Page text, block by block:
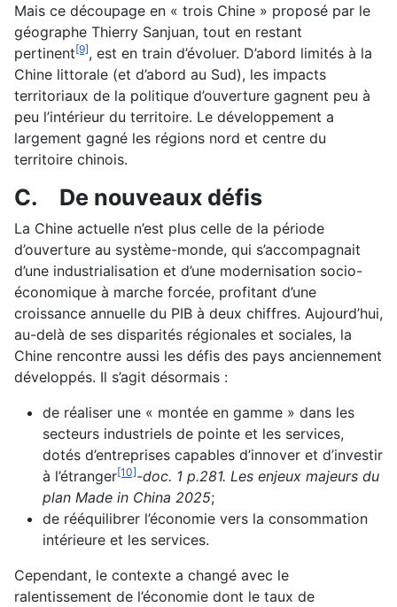
Mais ce découpage en « trois Chine » proposé par le
géographe Thierry Sanjuan, tout en restant
pertinent[9], est en train d’évoluer. D’abord limités à la
Chine littorale (et d’abord au Sud), les impacts
territoriaux de la politique d’ouverture gagnent peu à
peu l’intérieur du territoire. Le développement a
largement gagné les régions nord et centre du
territoire chinois.
C. De nouveaux défis
La Chine actuelle n’est plus celle de la période
d’ouverture au système-monde, qui s’accompagnait
d’une industrialisation et d’une modernisation socio-
économique à marche forcée, profitant d’une
croissance annuelle du PIB à deux chiffres. Aujourd’hui,
au-delà de ses disparités régionales et sociales, la
Chine rencontre aussi les défis des pays anciennement
développés. Il s’agit désormais :
de réaliser une « montée en gamme » dans les
secteurs industriels de pointe et les services,
dotés d’entreprises capables d’innover et d’investir
à l’étranger[10]-doc. 1 p.281. Les enjeux majeurs du
plan Made in China 2025;
de rééquilibrer l’économie vers la consommation
intérieure et les services.
Cependant, le contexte a changé avec le
ralentissement de l’économie dont le taux de